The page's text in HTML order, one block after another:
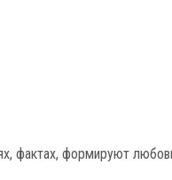
фактах, формируют